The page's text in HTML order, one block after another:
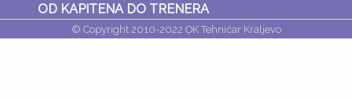
OD KAPITENA DO TRENERA
© Copyright 2010-2022 OK Tehničar Kraljevo